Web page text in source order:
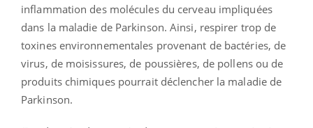
inflammation des molécules du cerveau impliquées
dans la maladie de Parkinson. Ainsi, respirer trop de
toxines environnementales provenant de bactéries, de
virus, de moisissures, de poussières, de pollens ou de
produits chimiques pourrait déclencher la maladie de
Parkinson.